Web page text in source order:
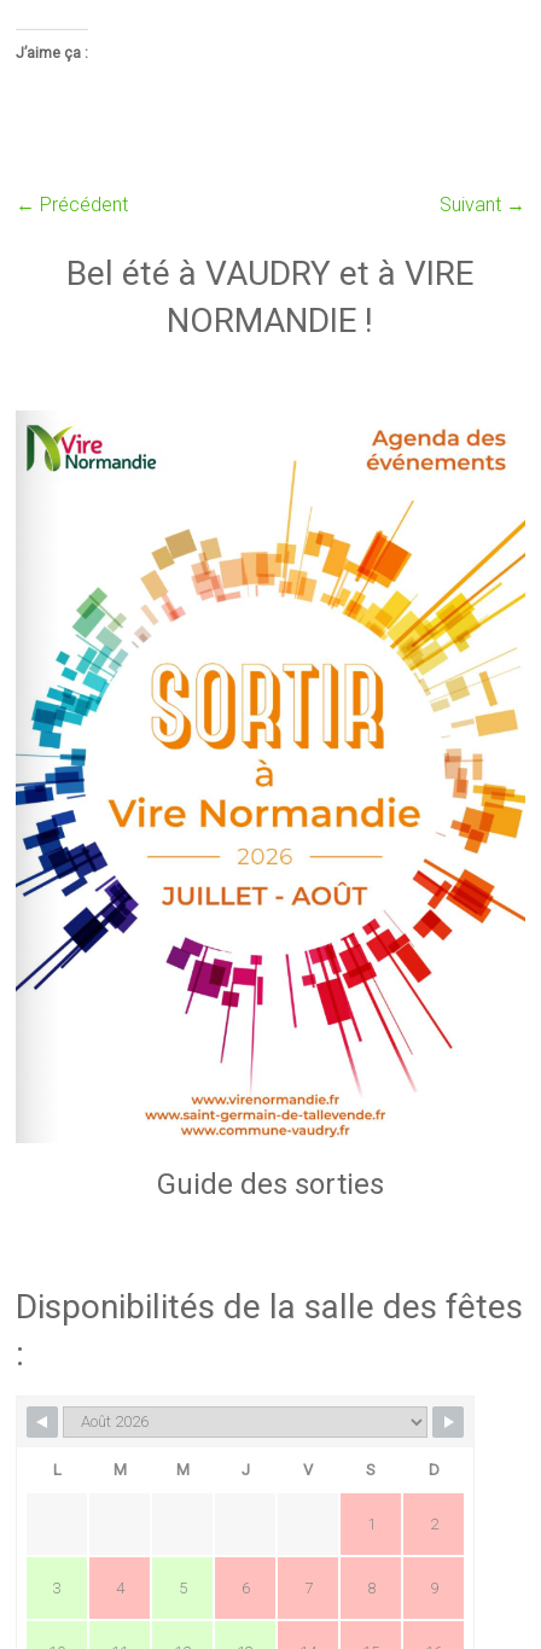
J’aime ça :
← Précédent Suivant →
Bel été à VAUDRY et à VIRE
NORMANDIE !
Guide des sorties
Disponibilités de la salle des fêtes
:
L M M J V S D
1 2
3 4 5 6 7 8 9